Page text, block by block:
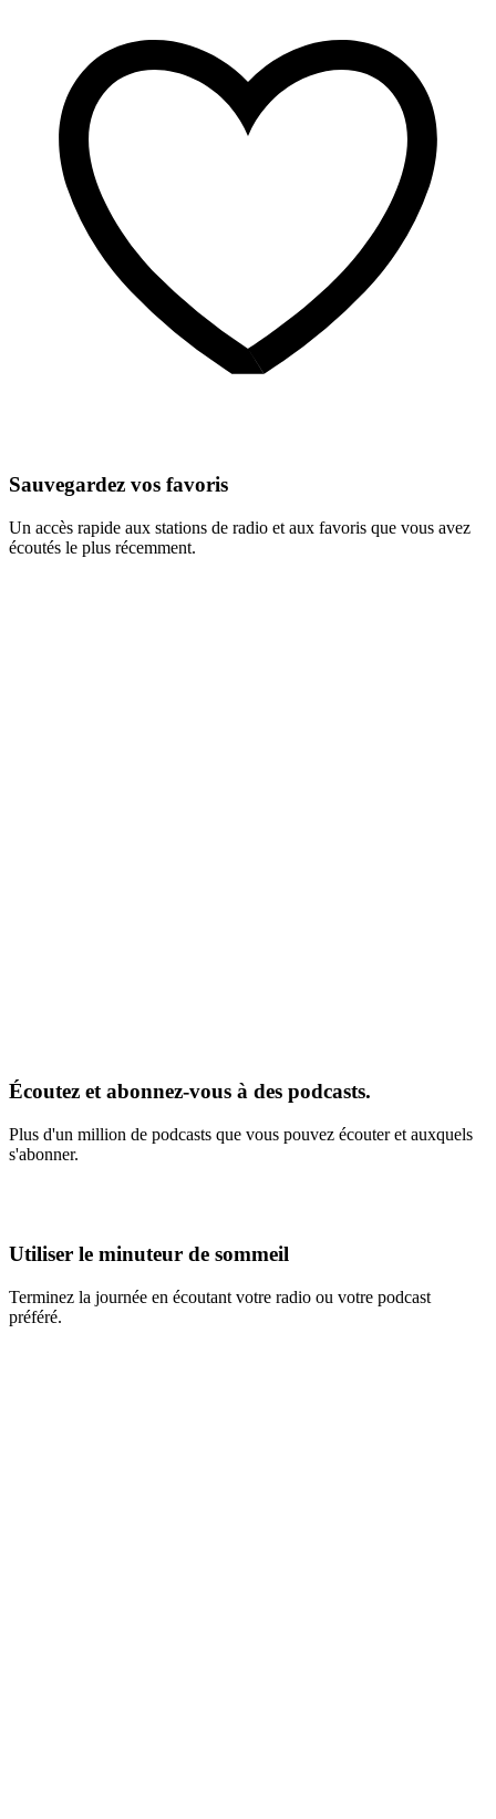
Sauvegardez vos favoris
Un accès rapide aux stations de radio et aux favoris que vous avez
écoutés le plus récemment.
Écoutez et abonnez-vous à des podcasts.
Plus d'un million de podcasts que vous pouvez écouter et auxquels
s'abonner.
Utiliser le minuteur de sommeil
Terminez la journée en écoutant votre radio ou votre podcast
préféré.